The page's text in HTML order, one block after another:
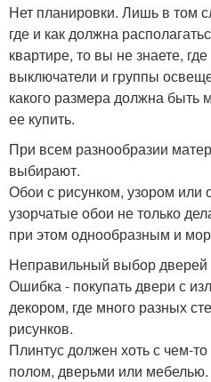
Нет планировки. Лишь в том
где и как должна
квартире, то вы не знаете,
выключатели и группы
какого размера должна
ее купить.
При всем разнообразии
выбирают.
Обои с рисунком, узором
узорчатые обои не только
при этом однообразным и
Неправильный выбор дверей
Ошибка - покупать двери с
декором, где много разных
рисунков.
Плинтус должен хоть с чем-
полом, дверьми или мебелью.